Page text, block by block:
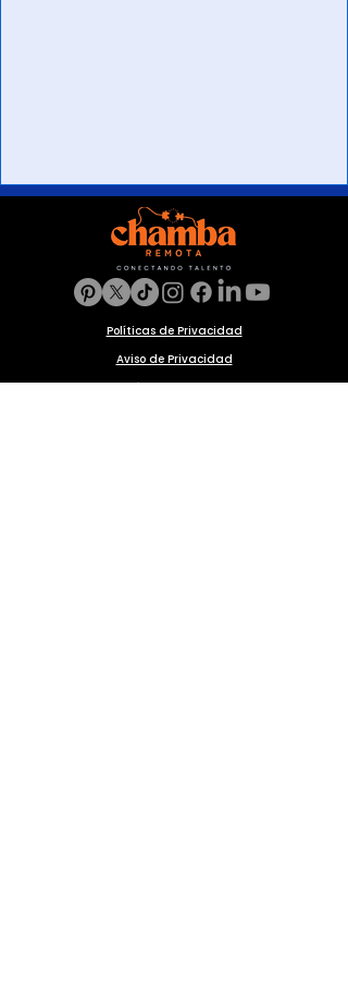
Políticas de Privacidad
Aviso de Privacidad
Política de Cookies